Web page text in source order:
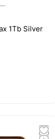
1Tb Silver